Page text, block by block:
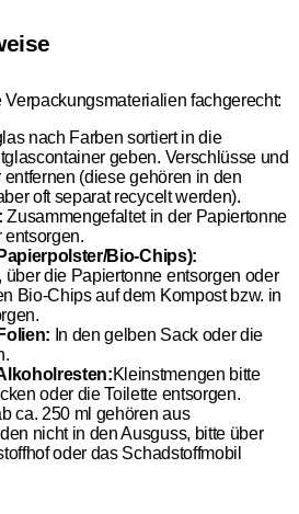
fachgerecht:
nach Farben sortiert in die
geben. Verschlüsse und
entfernen (diese gehören in den
oft separat recycelt werden).
Zusammengefaltet in der Papiertonne
entsorgen.
Bio-Chips):
die Papiertonne entsorgen oder
Bio-Chips auf dem Kompost bzw. in
In den gelben Sack oder die
Kleinstmengen bitte
oder die Toilette entsorgen.
ca. 250 ml gehören aus
nicht in den Ausguss, bitte über
oder das Schadstoffmobil